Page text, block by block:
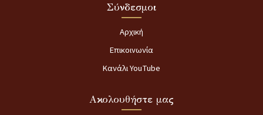
Σύνδεσμοι
Αρχική
Επικοινωνία
Κανάλι YouTube
Ακολουθήστε μας